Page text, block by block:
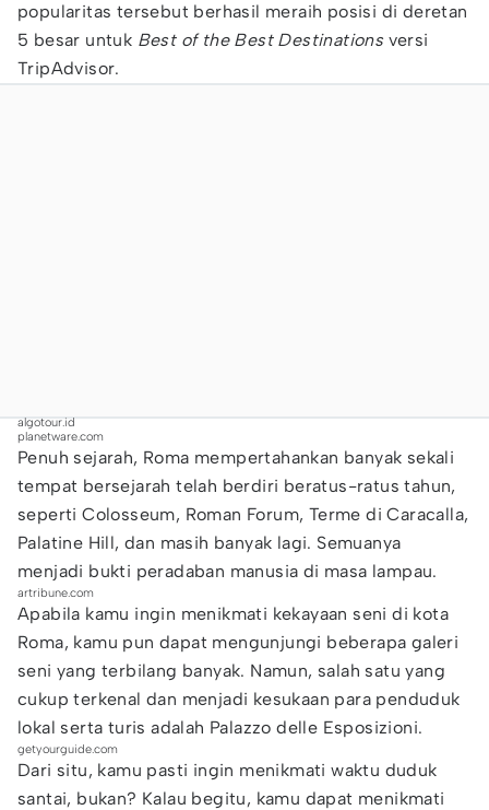
popularitas tersebut berhasil meraih posisi di deretan
5 besar untuk Best of the Best Destinationsversi
TripAdvisor.
algotour.id
planetware.com
Penuh sejarah, Roma mempertahankan banyak sekali
tempat bersejarah telah berdiri beratus-ratus tahun,
seperti Colosseum, Roman Forum, Terme di Caracalla,
Palatine Hill, dan masih banyak lagi. Semuanya
menjadi bukti peradaban manusia di masa lampau.
artribune.com
Apabila kamu ingin menikmati kekayaan seni di kota
Roma, kamu pun dapat mengunjungi beberapa galeri
seni yang terbilang banyak. Namun, salah satu yang
cukup terkenal dan menjadi kesukaan para penduduk
lokal serta turis adalah Palazzo delle Esposizioni.
getyourguide.com
Dari situ, kamu pasti ingin menikmati waktu duduk
santai, bukan? Kalau begitu, kamu dapat menikmati